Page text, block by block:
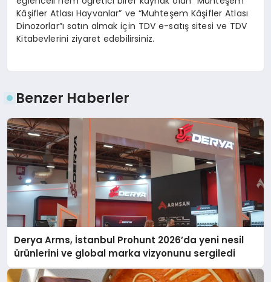
Kâşifler Atlası Hayvanlar” ve “Muhteşem Kâşifler Atlası
Dinozorlar”ı satın almak için TDV e-satış sitesi ve TDV
Kitabevlerini ziyaret edebilirsiniz.
Benzer Haberler
Derya Arms, İstanbul Prohunt 2026’da yeni nesil
ürünlerini ve global marka vizyonunu sergiledi